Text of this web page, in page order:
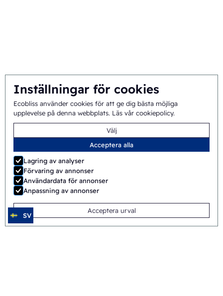
Inställningar för cookies
Ecobliss använder cookies för att ge dig bästa möjliga
upplevelse på denna webbplats. Läs vår cookiepolicy.
Välj
Acceptera alla
Lagring av analyser
Förvaring av annonser
Användardata för annonser
Anpassning av annonser
Acceptera urval
SV